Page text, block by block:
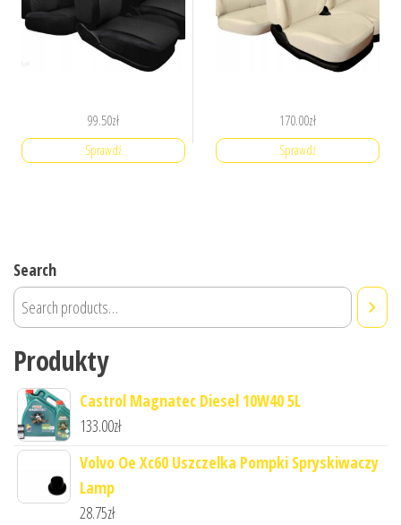
99.50zł
Sprawdź
170.00zł
Sprawdź
Search
Produkty
Castrol Magnatec Diesel 10W40 5L
133.00zł
Volvo Oe Xc60 Uszczelka Pompki Spryskiwaczy
Lamp
28.75zł